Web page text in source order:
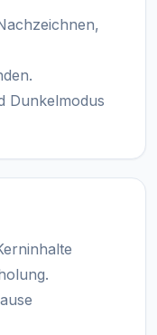
Dunkelmodus